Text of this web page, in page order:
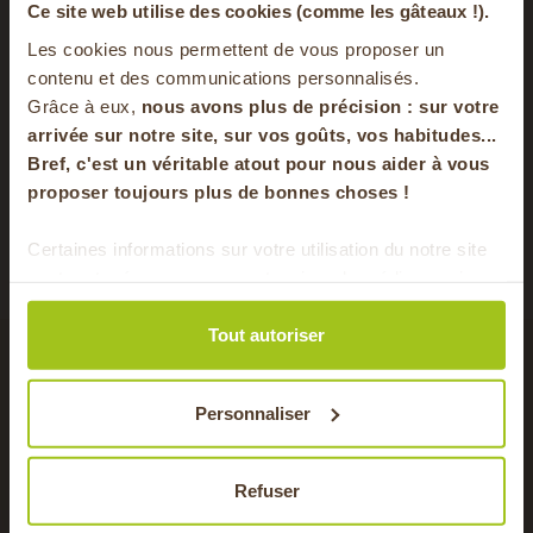
Ce site web utilise des cookies (comme les gâteaux !).
Les cookies nous permettent de vous proposer un
contenu et des communications personnalisés.
Grâce à eux, nous avons plus de précision : sur votre
arrivée sur notre site, sur vos goûts, vos habitudes...
Bref, c'est un véritable atout pour nous aider à vous
proposer toujours plus de bonnes choses !
Certaines informations sur votre utilisation du notre site
de publicité et d'analyse. Ces données peuvent être
combinées avec d'autres informations que vous leur
avez fournies ou qu'ils ont collectées lors de votre
Tout autoriser
Personnaliser
Refuser
Carottes rôties au miel et thym à la
poêle
Consulter
Anti
pour cette recette
FRUITS
-20% offerts sur
votre panier
en vous inscrivant à notre newsletter
Pour faire le plein chaque semaine de bons
produits locaux & de saison !